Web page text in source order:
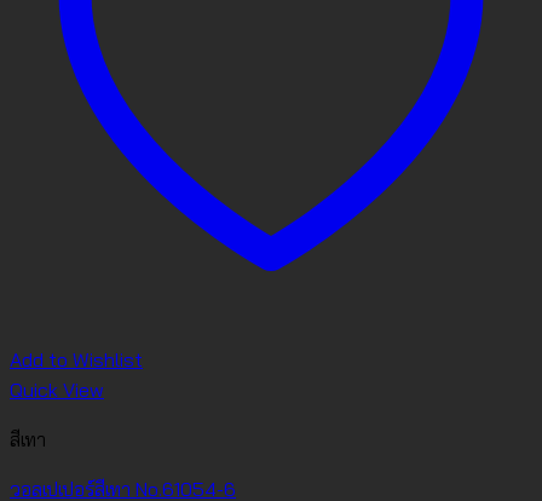
Add to Wishlist
Quick View
สีเทา
วอลเปเปอร์สีเทา No.61054-6